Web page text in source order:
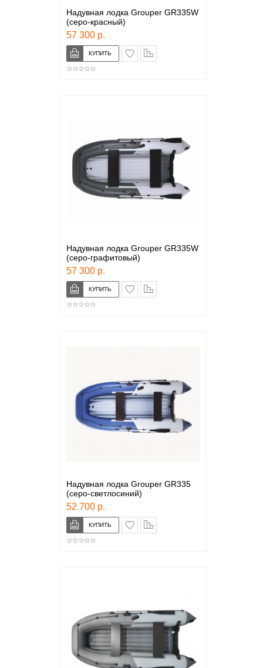
Надувная лодка Grouper GR335W
(серо-красный)
57 300 р.
в закладки
Надувная лодка Grouper GR335W
(серо-графитовый)
57 300 р.
в закладки
Надувная лодка Grouper GR335
(серо-светлосиний)
52 700 р.
в закладки